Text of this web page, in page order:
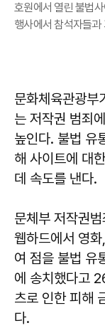
호원에서 열린 불법
행사에서 참석자들
문화체육관광부
는 저작권 범죄
높인다. 불법 유
해 사이트에 대
데 속도를 낸다.
문체부 저작권
웹하드에서 영
여 점을 불법 유
에 송치했다고
츠로 인한 피해
다.